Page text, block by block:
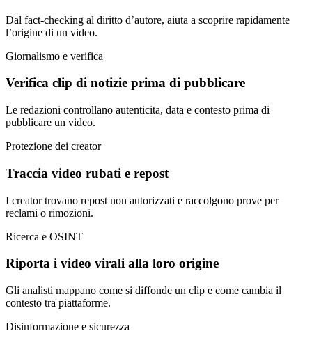
Dal fact-checking al diritto d’autore, aiuta a scoprire rapidamente
l’origine di un video.
Giornalismo e verifica
Verifica clip di notizie prima di pubblicare
Le redazioni controllano autenticita, data e contesto prima di
pubblicare un video.
Protezione dei creator
Traccia video rubati e repost
I creator trovano repost non autorizzati e raccolgono prove per
reclami o rimozioni.
Ricerca e OSINT
Riporta i video virali alla loro origine
Gli analisti mappano come si diffonde un clip e come cambia il
contesto tra piattaforme.
Disinformazione e sicurezza